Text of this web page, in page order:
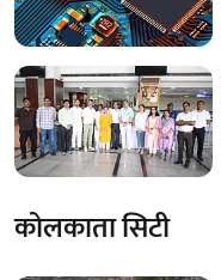
कोलकाता सिटी